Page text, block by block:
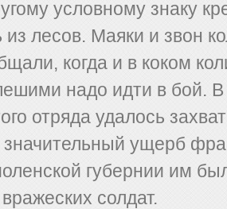
условному знаку
лесов. Маяки и звон
когда и в коком
надо идти в бой.
отряда удалось
ущерб
губернии им
солдат.